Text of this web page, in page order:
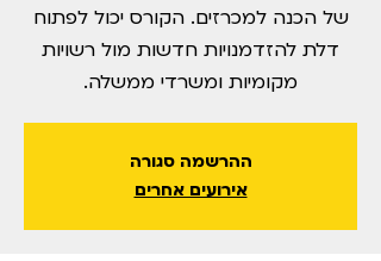
של הכנה למכרזים. הקורס יכול לפתוח
דלת להזדמנויות חדשות מול רשויות
מקומיות ומשרדי ממשלה.
ההרשמה סגורה
אירועים אחרים